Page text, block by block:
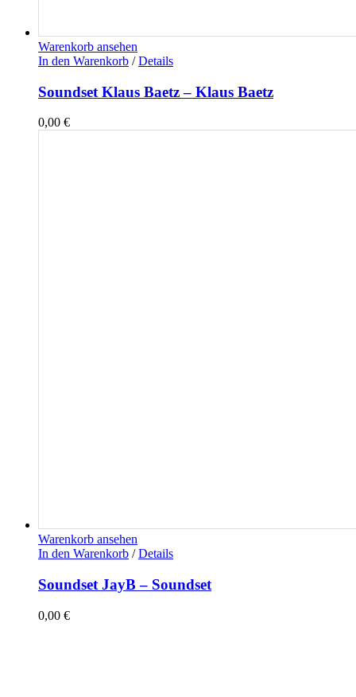
Warenkorb ansehen
In den Warenkorb / Details
Soundset Klaus Baetz – Klaus Baetz
0,00 €
Warenkorb ansehen
In den Warenkorb / Details
Soundset JayB – Soundset
0,00 €